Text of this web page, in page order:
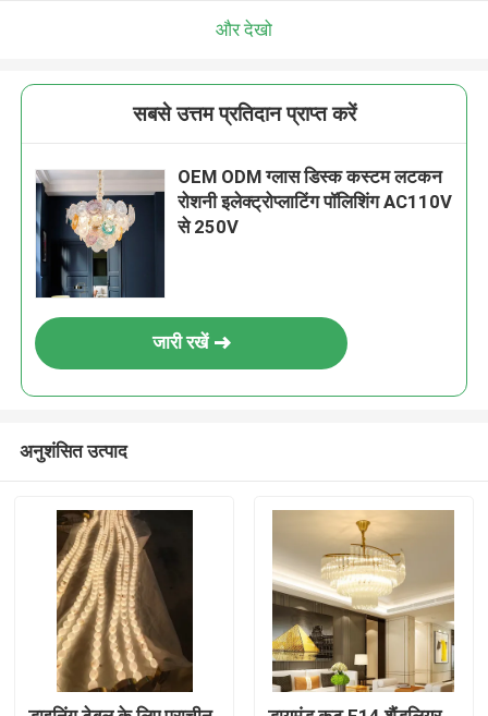
और देखो
सबसे उत्तम प्रतिदान प्राप्त करें
OEM ODM ग्लास डिस्क कस्टम लटकन
रोशनी इलेक्ट्रोप्लाटिंग पॉलिशिंग AC110V
से 250V
जारी रखें
अनुशंसित उत्पाद